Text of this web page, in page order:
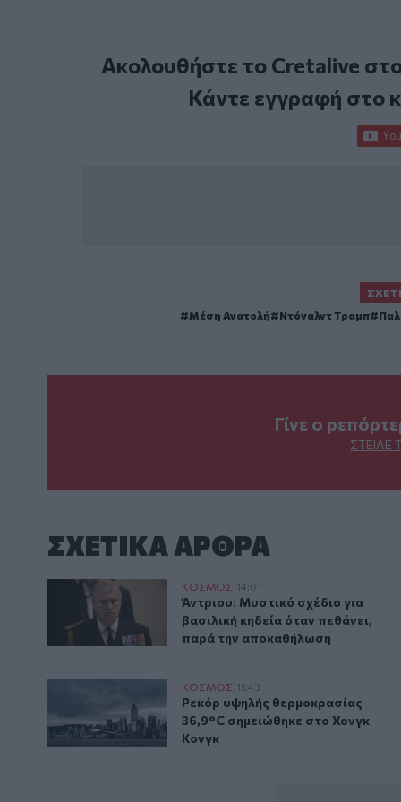
Ακολουθήστε το Cretalive
Κάντε εγγραφή στο
Μέση Ανατολή
Ντόναλντ Τραμπ
Γίνε ο
ΣΤΕΊΛΕ
ΣΧΕΤΙΚA AΡΘΡΑ
Άντριου: Μυστικό σχέδιο για βασιλική κηδεία
ΚΟΣΜΟΣ 14:01
Άντριου: Μυστικό σχέδιο για
Άντριου: Μυστικό σχέδιο για
βασιλική κηδεία όταν πεθάνει,
παρά την αποκαθήλωση
Ρεκόρ υψηλής θερμοκρασίας 36,9°C σημειώθηκε στο
ΚΟΣΜΟΣ 11:43
Ρεκόρ υψηλής θερμοκρασίας
Ρεκόρ υψηλής θερμοκρασίας
36,9°C σημειώθηκε στο Χονγκ
Κονγκ